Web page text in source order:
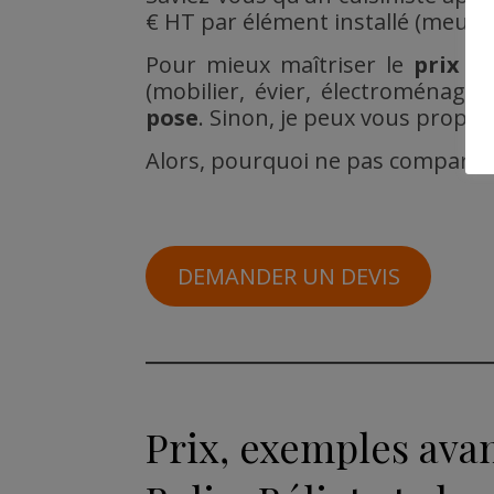
€ HT par élément installé
Pour mieux maîtriser le prix
(mobilier, évier,
pose. Sinon, je peux vous
Alors, pourquoi ne pas comparer
DEMANDER UN DEVIS
Prix, exemples